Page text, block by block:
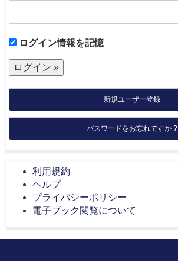
ログイン情報を記憶
新規ユーザー登録
パスワードをお忘れですか ?
利用規約
ヘルプ
プライバシーポリシー
電子ブック閲覧について